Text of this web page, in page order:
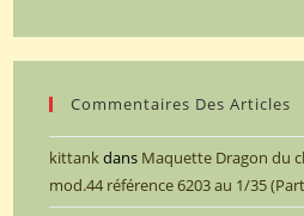
Commentaires Des Articles
kittankdans Maquette Dragon du
mod.44 référence 6203 au 1/35